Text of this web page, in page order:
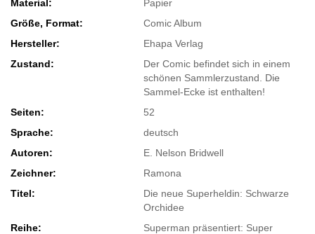
Material:
Papier
Größe, Format:
Comic Album
Hersteller:
Ehapa Verlag
Zustand:
Der Comic befindet sich in einem
schönen Sammlerzustand. Die
Sammel-Ecke ist enthalten!
Seiten:
52
Sprache:
deutsch
Autoren:
E. Nelson Bridwell
Zeichner:
Ramona
Titel:
Die neue Superheldin: Schwarze
Orchidee
Reihe:
Superman präsentiert: Super